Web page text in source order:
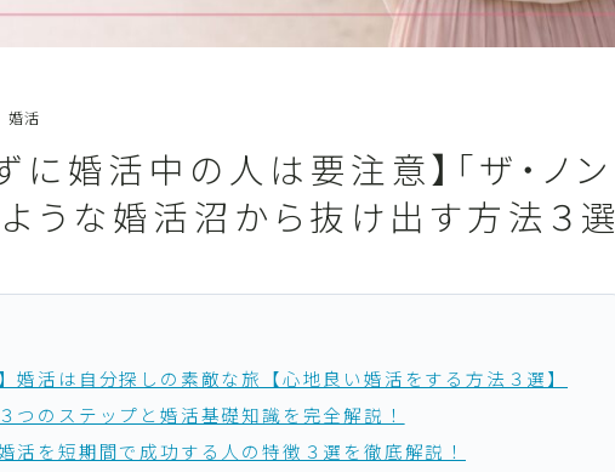
婚活
に婚活中の人は要注意】「ザ・ノン
ような婚活沼から抜け出す方法３選
婚活は自分探しの素敵な旅【心地良い婚活をする方法３選】
つのステップと婚活基礎知識を完全解説！
活を短期間で成功する人の特徴３選を徹底解説！